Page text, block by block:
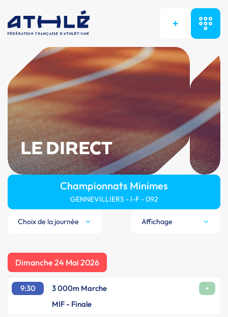
+
LE DIRECT
Championnats Minimes
GENNEVILLIERS - I-F - 092
Choix de la journée Affichage
Dimanche 24 Mai 2026
9:30 3 000m Marche
+
MIF - Finale